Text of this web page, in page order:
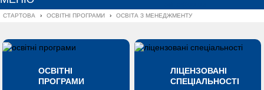
СТАРТОВА › ОСВІТНІ ПРОГРАМИ › ОСВІТА З МЕНЕДЖМЕНТУ
ОСВІТНІ
ПРОГРАМИ
ЛІЦЕНЗОВАНІ
СПЕЦІАЛЬНОСТІ